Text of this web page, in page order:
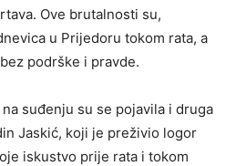
Ove brutalnosti su,
u Prijedoru tokom rata, a
podrške i pravde.
suđenju su se pojavila i druga
Jaskić, koji je preživio logor
iskustvo prije rata i tokom